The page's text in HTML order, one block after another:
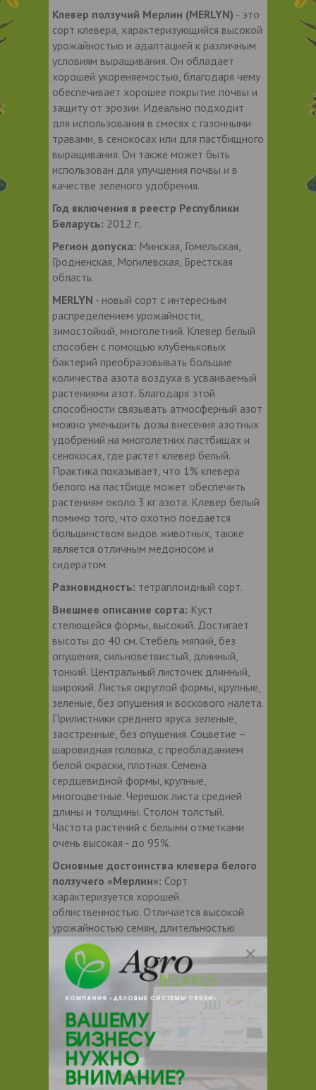
Клевер ползучий Мерлин (MERLYN) - это
сорт клевера, характеризующийся высокой
урожайностью и адаптацией к различным
условиям выращивания. Он обладает
хорошей укореняемостью, благодаря чему
обеспечивает хорошее покрытие почвы и
защиту от эрозии. Идеально подходит
для использования в смесях с газонными
травами, в сенокосах или для пастбищного
выращивания. Он также может быть
использован для улучшения почвы и в
качестве зеленого удобрения.
Год включения в реестр Республики
Беларусь: 2012 г.
Регион допуска: Минская, Гомельская,
Гродненская, Могилевская, Брестская
область.
MERLYN - новый сорт с интересным
распределением урожайности,
зимостойкий, многолетний. Клевер белый
способен с помощью клубеньковых
бактерий преобразовывать большие
количества азота воздуха в усваиваемый
растениями азот. Благодаря этой
способности связывать атмосферный азот
можно уменьшить дозы внесения азотных
удобрений на многолетних пастбищах и
сенокосах, где растет клевер белый.
Практика показывает, что 1% клевера
белого на пастбище может обеспечить
растениям около 3 кг азота. Клевер белый
помимо того, что охотно поедается
большинством видов животных, также
является отличным медоносом и
сидератом.
Разновидность: тетраплоидный сорт.
Внешнее описание сорта: Куст
стелющейся формы, высокий. Достигает
высоты до 40 см. Стебель мягкий, без
опушения, сильноветвистый, длинный,
тонкий. Центральный листочек длинный,
широкий. Листья округлой формы, крупные,
зеленые, без опушения и воскового налета.
Прилистники среднего яруса зеленые,
заостренные, без опушения. Соцветие –
шаровидная головка, с преобладанием
белой окраски, плотная. Семена
сердцевидной формы, крупные,
многоцветные. Черешок листа средней
длины и толщины. Столон толстый.
Частота растений с белыми отметками
очень высокая - до 95%.
Основные достоинства клевера белого
ползучего «Мерлин»: Сорт
характеризуется хорошей
облиственностью. Отличается высокой
урожайностью семян, длительностью
использования травостоя, повышенной
устойчивостью к болезням. Содержание в
сухом веществе: белка 22,3%, кальция
1,79%, магния 0,32%, клетчатки 17,4%.
Сбор белка 21,2 ц/га. Рекомендуется для
использования в качестве компонента
кормовых и газонных травосмесей.
Срок созревания:Среднеспелый сорт.
Рано отрастает весной и интенсивно